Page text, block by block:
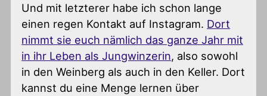
Und mit letzterer habe ich schon lange
einen regen Kontakt auf Instagram. Dort
nimmt sie euch nämlich das ganze Jahr mit
in ihr Leben als Jungwinzerin, also sowohl
in den Weinberg als auch in den Keller. Dort
kannst du eine Menge lernen über